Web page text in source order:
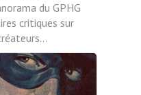
du GPHG
critiques sur